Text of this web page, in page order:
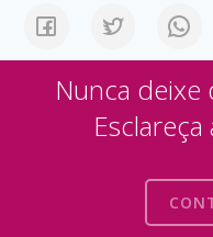
Nunca deixe